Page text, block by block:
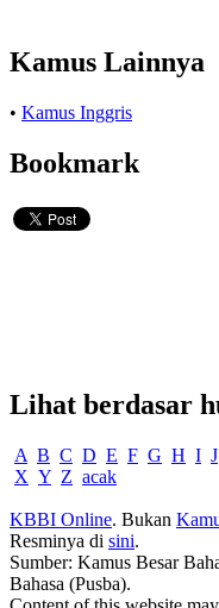
Kamus Lainnya
• Kamus Inggris
Bookmark
Lihat berdasar
A B C D E F G H I J
X Y Z acak
KBBI Online. Bukan
Resminya di sini.
Sumber: Kamus Besar
Bahasa (Pusba).